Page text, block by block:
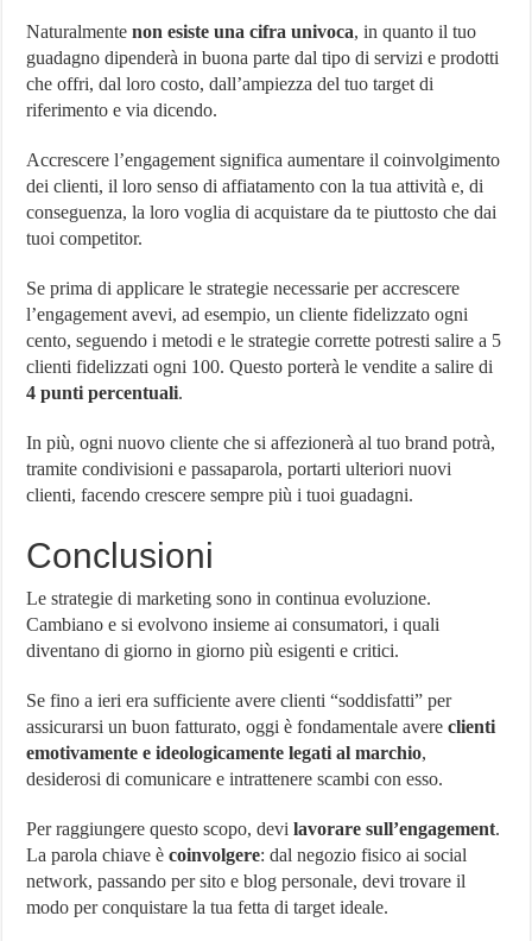
Naturalmentenon esiste una cifra univoca, in quanto il tuo
guadagno dipenderà in buona parte dal tipo di servizi e prodotti
che offri, dal loro costo, dall’ampiezza del tuo target di
riferimento e via dicendo.
Accrescere l’engagement significa aumentare il coinvolgimento
dei clienti, il loro senso di affiatamento con la tua attività e, di
conseguenza, la loro voglia di acquistare da te piuttosto che dai
tuoi competitor.
Se prima di applicare le strategie necessarie per accrescere
l’engagement avevi, ad esempio, un cliente fidelizzato ogni
cento, seguendo i metodi e le strategie corrette potresti salire a 5
clienti fidelizzati ogni 100. Questo porterà le vendite a salire di
4 punti percentuali.
In più, ogni nuovo cliente che si affezionerà al tuo brand potrà,
tramite condivisioni e passaparola, portarti ulteriori nuovi
clienti, facendo crescere sempre più i tuoi guadagni.
Conclusioni
Le strategie di marketing sono in continua evoluzione.
Cambiano e si evolvono insieme ai consumatori, i quali
diventano di giorno in giorno più esigenti e critici.
Se fino a ieri era sufficiente avere clienti “soddisfatti” per
assicurarsi un buon fatturato, oggi è fondamentale avereclienti
emotivamente e ideologicamente legati al marchio,
desiderosi di comunicare e intrattenere scambi con esso.
Per raggiungere questo scopo, devi lavorare sull’engagement.
La parola chiave ècoinvolgere: dal negozio fisico ai social
network, passando per sito e blog personale, devi trovare il
modo per conquistare la tua fetta di target ideale.